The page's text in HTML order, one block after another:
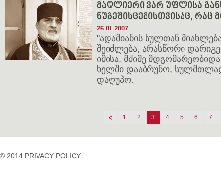
მადლიერი ვარ უფლისა
ნუგეშისცემისთვისაც, რაც
26.01.2007
"ადამიანის სულთან
შეიძლება, არასწორი
იმისა, მძიმე
ხელში დააბრუნო,
დაღუპო.
< 1 2 3 4 5 6 7
© 2014 PRIVACY POLICY